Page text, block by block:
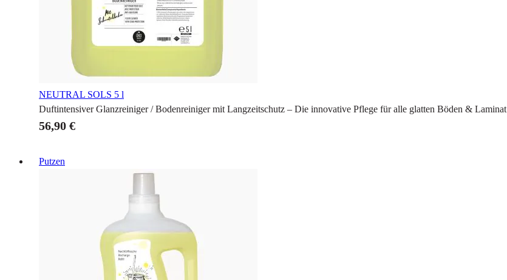
NEUTRAL SOLS 5 l
Duftintensiver Glanzreiniger / Bodenreiniger mit Langzeitschutz – Die innovative Pflege für alle glatten Böden & Laminat
56,90 €
Putzen